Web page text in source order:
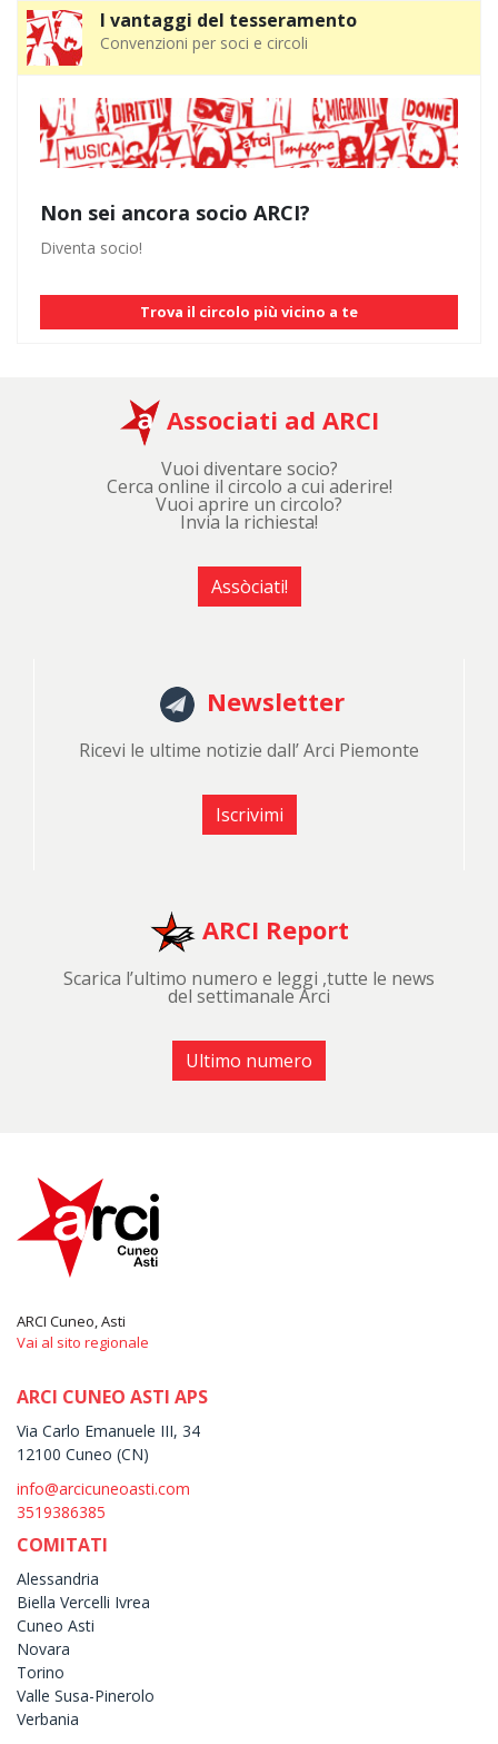
I vantaggi del tesseramento
Convenzioni per soci e circoli
Non sei ancora socio ARCI?
Diventa socio!
Trova il circolo più vicino a te
Associati ad ARCI
Vuoi diventare socio?
Cerca online il circolo a cui aderire!
Vuoi aprire un circolo?
Invia la richiesta!
Assòciati!
Newsletter
Ricevi le ultime notizie dall’ Arci Piemonte
Iscrivimi
ARCI Report
Scarica l’ultimo numero e leggi ,tutte le news
del settimanale Arci
Ultimo numero
ARCI Cuneo, Asti
Vai al sito regionale
ARCI CUNEO ASTI APS
Via Carlo Emanuele III, 34
12100 Cuneo (CN)
info@arcicuneoasti.com
3519386385
COMITATI
Alessandria
Biella Vercelli Ivrea
Cuneo Asti
Novara
Torino
Valle Susa-Pinerolo
Verbania